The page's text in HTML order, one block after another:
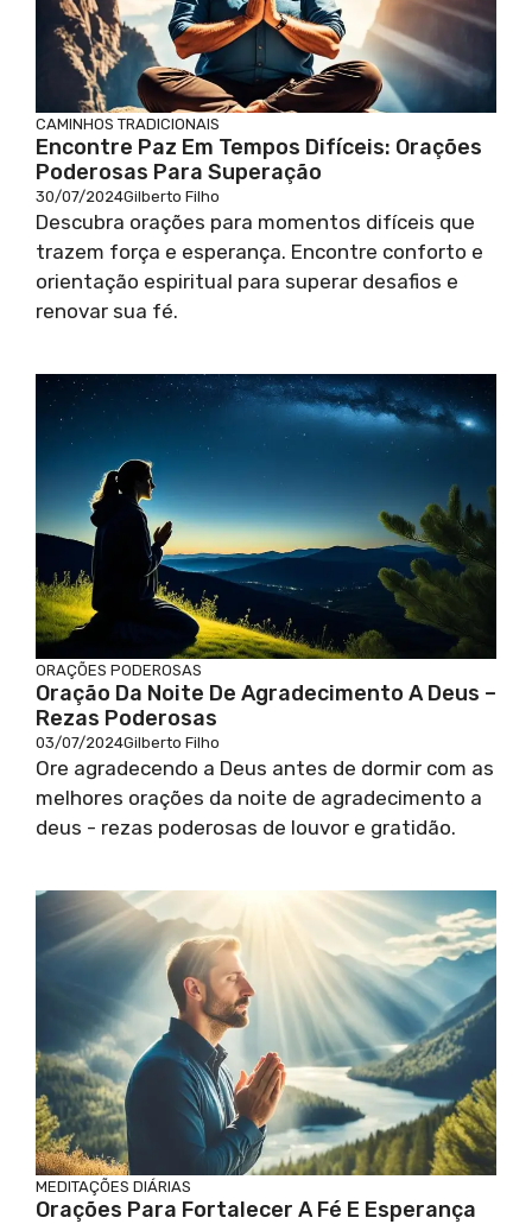
CAMINHOS TRADICIONAIS
Encontre Paz Em Tempos Difíceis: Orações
Poderosas Para Superação
30/07/2024Gilberto Filho
Descubra orações para momentos difíceis que
trazem força e esperança. Encontre conforto e
orientação espiritual para superar desafios e
renovar sua fé.
ORAÇÕES PODEROSAS
Oração Da Noite De Agradecimento A Deus –
Rezas Poderosas
03/07/2024Gilberto Filho
Ore agradecendo a Deus antes de dormir com as
melhores orações da noite de agradecimento a
deus - rezas poderosas de louvor e gratidão.
MEDITAÇÕES DIÁRIAS
Orações Para Fortalecer A Fé E Esperança